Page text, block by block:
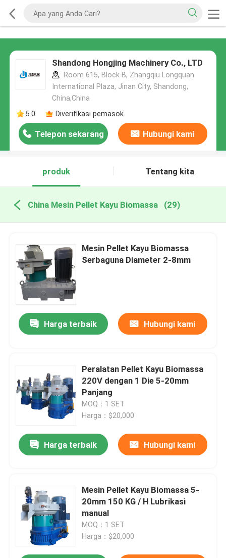
Shandong Hongjing Machinery Co., LTD
Room 615, Block B, Zhangqiu Longquan
International Plaza, Jinan City, Shandong,
China,China
5.0
Diverifikasi pemasok
Telepon sekarang Hubungi kami
produk Tentang kita
China Mesin Pellet Kayu Biomassa (29)
Mesin Pellet Kayu Biomassa
Serbaguna Diameter 2-8mm
Harga terbaik Hubungi kami
Peralatan Pellet Kayu Biomassa
220V dengan 1 Die 5-20mm
Panjang
MOQ：1 SET
Harga：$20,000
Harga terbaik Hubungi kami
Mesin Pellet Kayu Biomassa 5-
20mm 150 KG / H Lubrikasi
manual
MOQ：1 SET
Harga：$20,000